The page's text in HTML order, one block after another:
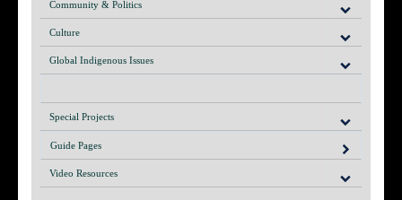
Community & Politics
Culture
Global Indigenous Issues
Special Projects
Guide Pages
Video Resources